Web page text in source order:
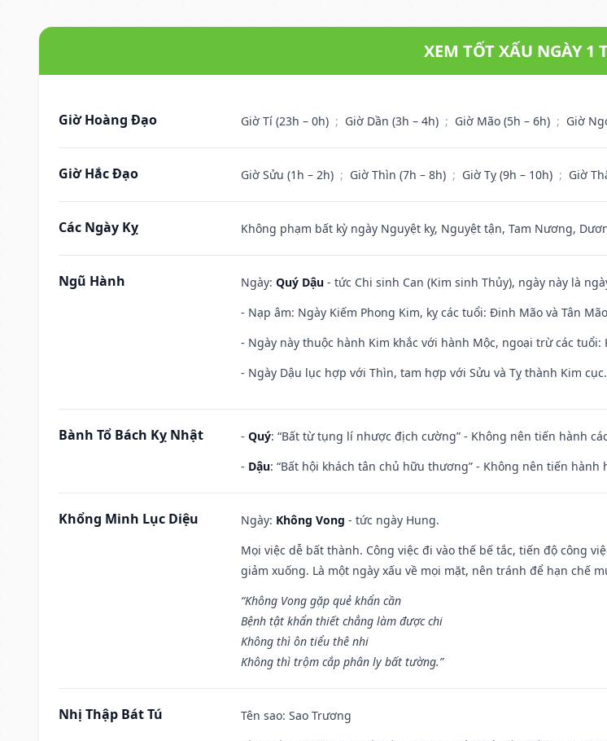
XEM TỐT XẤU NGÀY 1
Giờ Hoàng Đạo Giờ Tí (23h – 0h) ; Giờ Dần (3h – 4h) ; Giờ Mão (5h – 6h) ; Giờ
Giờ Hắc Đạo Giờ Sửu (1h – 2h) ; Giờ Thìn (7h – 8h) ; Giờ Tỵ (9h – 10h) ; Giờ
Các Ngày Kỵ Không phạm bất kỳ ngày Nguyệt kỵ, Nguyệt tận, Tam Nương,
Ngũ Hành Ngày: Quý Dậu - tức Chi sinh Can (Kim sinh Thủy), ngày này là
- Nạp âm: Ngày Kiếm Phong Kim, kỵ các tuổi: Đinh Mão và Tân
- Ngày này thuộc hành Kim khắc với hành Mộc, ngoại trừ các tuổi:
- Ngày Dậu lục hợp với Thìn, tam hợp với Sửu và Tỵ thành Kim
Bành Tổ Bách Kỵ Nhật - Quý: “Bất từ tụng lí nhược địch cường” - Không nên tiến hành
- Dậu: “Bất hội khách tân chủ hữu thương” - Không nên tiến
Khổng Minh Lục Diệu Ngày: Không Vong - tức ngày Hung.
Mọi việc dễ bất thành. Công việc đi vào thế bế tắc, tiến độ công
giảm xuống. Là một ngày xấu về mọi mặt, nên tránh để hạn chế
“Không Vong gặp quẻ khẩn cần
Bệnh tật khẩn thiết chẳng làm được chi
Không thì ôn tiểu thê nhi
Không thì trộm cắp phân ly bất tường.”
Nhị Thập Bát Tú Tên sao: Sao Trương